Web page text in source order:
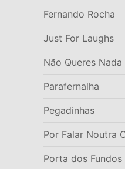
Fernando Rocha
Just For Laughs
Não Queres Nada
Parafernalha
Pegadinhas
Por Falar Noutra
Porta dos Fundos